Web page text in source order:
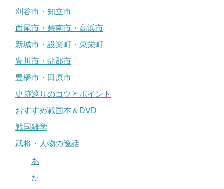
刈谷市・知立市
西尾市・碧南市・高浜市
新城市・設楽町・東栄町
豊川市・蒲郡市
豊橋市・田原市
史跡巡りのコツとポイント
おすすめ戦国本＆DVD
戦国雑学
武将・人物の逸話
あ
た